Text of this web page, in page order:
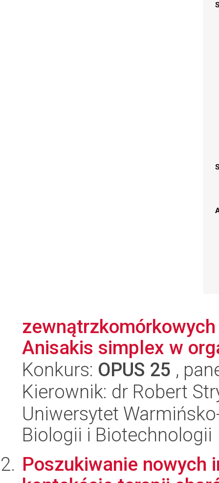
Anisakis simplex w
Konkurs: OPUS 25 ,
Kierownik: dr Robert
Uniwersytet
Biologii i Biotechnologii
Poszukiwanie nowych